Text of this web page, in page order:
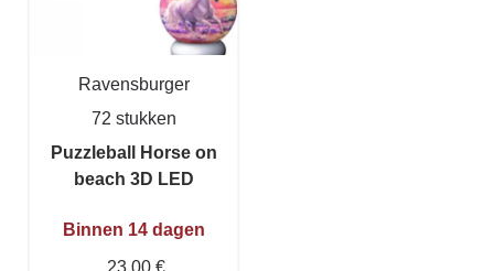
Ravensburger
72 stukken
Puzzleball Horse on
beach 3D LED
Binnen 14 dagen
23,00 €